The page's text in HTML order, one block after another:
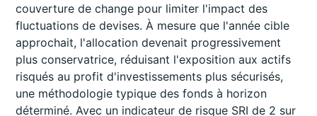
couverture de change pour limiter l'impact des
fluctuations de devises. À mesure que l'année cible
approchait, l'allocation devenait progressivement
plus conservatrice, réduisant l'exposition aux actifs
risqués au profit d'investissements plus sécurisés,
une méthodologie typique des fonds à horizon
déterminé. Avec un indicateur de risque SRI de 2 sur